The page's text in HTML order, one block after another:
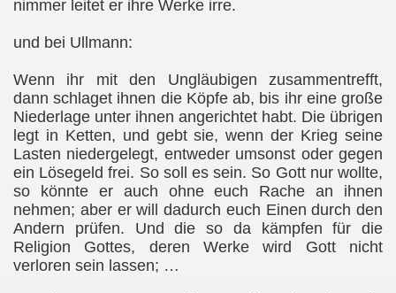
nimmer leitet er ihre Werke irre.
und bei Ullmann:
Wenn ihr mit den Ungläubigen zusammentrefft,
dann schlaget ihnen die Köpfe ab, bis ihr eine große
Niederlage unter ihnen angerichtet habt. Die übrigen
legt in Ketten, und gebt sie, wenn der Krieg seine
Lasten niedergelegt, entweder umsonst oder gegen
ein Lösegeld frei. So soll es sein. So Gott nur wollte,
so könnte er auch ohne euch Rache an ihnen
nehmen; aber er will dadurch euch Einen durch den
Andern prüfen. Und die so da kämpfen für die
Religion Gottes, deren Werke wird Gott nicht
verloren sein lassen; …